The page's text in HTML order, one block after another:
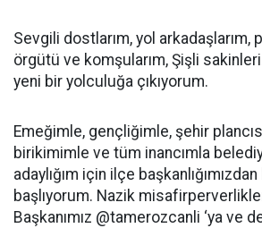
Sevgili dostlarım, yol arkadaşlarım,
örgütü ve komşularım, Şişli
yeni bir yolculuğa çıkıyorum.
Emeğimle, gençliğimle, şehir
birikimimle ve tüm inancımla
adaylığım için ilçe
başlıyorum. Nazik
Başkanımız @tamerozcanli ‘ya ve